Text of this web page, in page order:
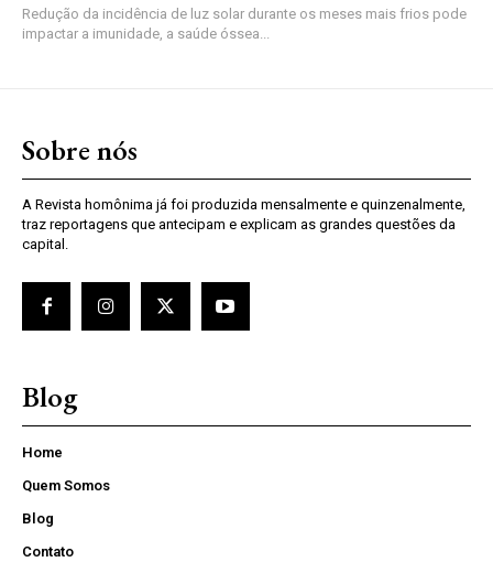
Redução da incidência de luz solar durante os meses mais frios pode
impactar a imunidade, a saúde óssea...
Sobre nós
A Revista homônima já foi produzida mensalmente e quinzenalmente,
traz reportagens que antecipam e explicam as grandes questões da
capital.
Blog
Home
Quem Somos
Blog
Contato